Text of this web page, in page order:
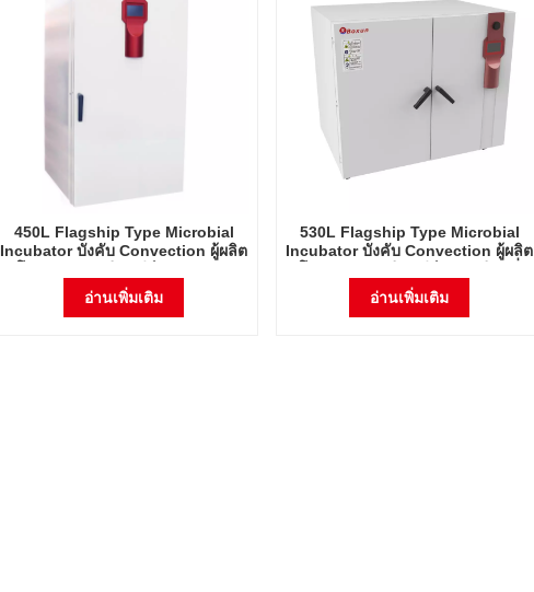
450L Flagship Type Microbial
Incubator บังคับ Convection ผู้ผลิต
อุณหภูมิคงที่
อ่านเพิ่มเติม
530L Flagship Type Microbial
Incubator บังคับ Convection ผู้ผลิต
Incubator
อ่านเพิ่มเติม